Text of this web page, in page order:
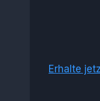
Erhalte